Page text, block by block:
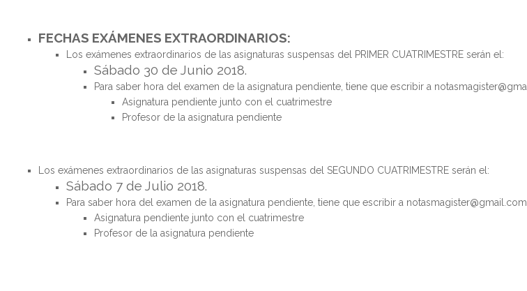
FECHAS EXÁMENES EXTRAORDINARIOS:
Los exámenes extraordinarios de las asignaturas suspensas del PRIMER CUATRIMESTRE serán el:
Sábado 30 de Junio 2018.
Para saber hora del examen de la asignatura pendiente, tiene que escribir a
Asignatura pendiente junto con el cuatrimestre
Profesor de la asignatura pendiente
Los exámenes extraordinarios de las asignaturas suspensas del SEGUNDO CUATRIMESTRE serán el:
Sábado 7 de Julio 2018.
Para saber hora del examen de la asignatura pendiente, tiene que escribir a
Asignatura pendiente junto con el cuatrimestre
Profesor de la asignatura pendiente